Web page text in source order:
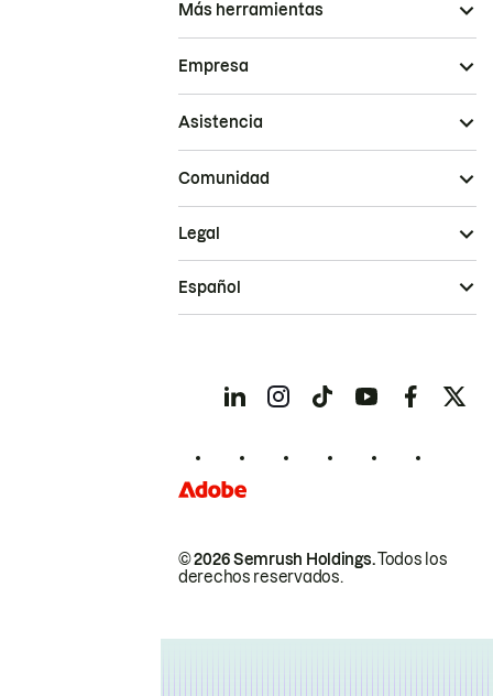
Más herramientas
Empresa
Asistencia
Comunidad
© 2026 Semrush Holdings.Todos los
derechos reservados.
Legal
Español